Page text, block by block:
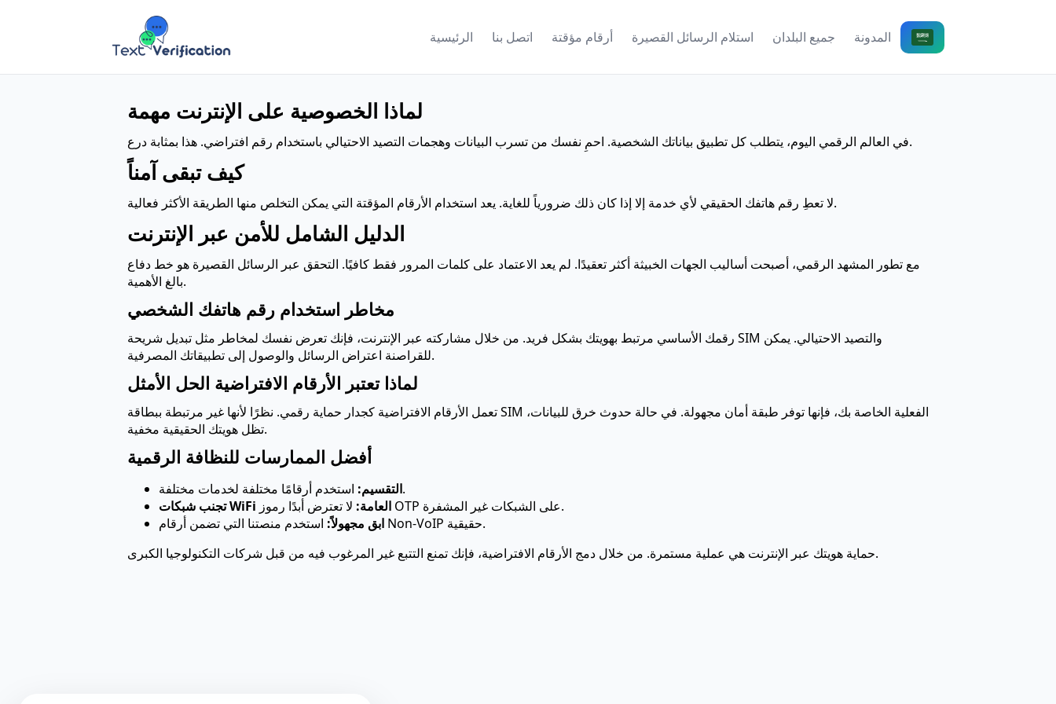
الرئيسية اتصل بنا أرقام مؤقتة استلام الرسائل القصيرة جميع البلدان المدونة
لماذا الخصوصية على الإنترنت مهمة
في العالم الرقمي اليوم، يتطلب كل تطبيق بياناتك الشخصية. احمِ نفسك من تسرب البيانات وهجمات التصيد الاحتيالي باستخدام رقم افتراضي. هذا بمثابة درع.
كيف تبقى آمناً
لا تعطِ رقم هاتفك الحقيقي لأي خدمة إلا إذا كان ذلك ضرورياً للغاية. يعد استخدام الأرقام المؤقتة التي يمكن التخلص منها الطريقة الأكثر فعالية.
الدليل الشامل للأمن عبر الإنترنت
مع تطور المشهد الرقمي، أصبحت أساليب الجهات الخبيثة أكثر تعقيدًا. لم يعد الاعتماد على كلمات المرور فقط كافيًا. التحقق عبر الرسائل القصيرة هو خط دفاع
بالغ الأهمية.
مخاطر استخدام رقم هاتفك الشخصي
رقمك الأساسي مرتبط بهويتك بشكل فريد. من خلال مشاركته عبر الإنترنت، فإنك تعرض نفسك لمخاطر مثل تبديل شريحة SIM والتصيد الاحتيالي. يمكن
للقراصنة اعتراض الرسائل والوصول إلى تطبيقاتك المصرفية.
لماذا تعتبر الأرقام الافتراضية الحل الأمثل
تعمل الأرقام الافتراضية كجدار حماية رقمي. نظرًا لأنها غير مرتبطة ببطاقة SIM الفعلية الخاصة بك، فإنها توفر طبقة أمان مجهولة. في حالة حدوث خرق للبيانات،
تظل هويتك الحقيقية مخفية.
أفضل الممارسات للنظافة الرقمية
التقسيم:استخدم أرقامًا مختلفة لخدمات مختلفة.
تجنب شبكات WiFi العامة:
لا تعترض أبدًا رموز OTP على الشبكات غير المشفرة.
ابق مجهولاً:
استخدم منصتنا التي تضمن أرقام Non-VoIP حقيقية.
حماية هويتك عبر الإنترنت هي عملية مستمرة. من خلال دمج الأرقام الافتراضية، فإنك تمنع التتبع غير المرغوب فيه من قبل شركات التكنولوجيا الكبرى.